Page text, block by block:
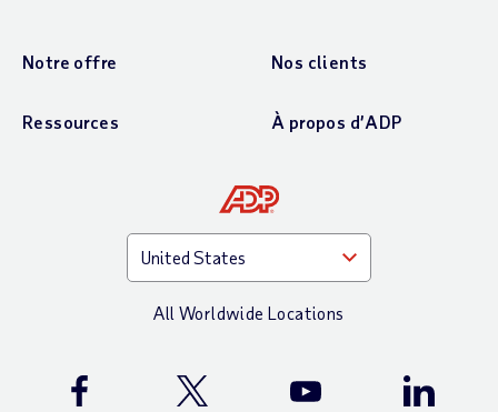
Notre offre Nos clients
Ressources À propos d’ADP
All Worldwide Locations
ADP Facebook PageADP X (Twitter) PageADP YouTube Channel
ADP